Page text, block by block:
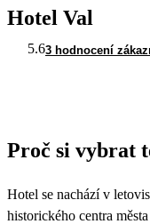
Hotel Val
5.63 hodnocení
Proč si vybrat
Hotel se nachází v
historického centra